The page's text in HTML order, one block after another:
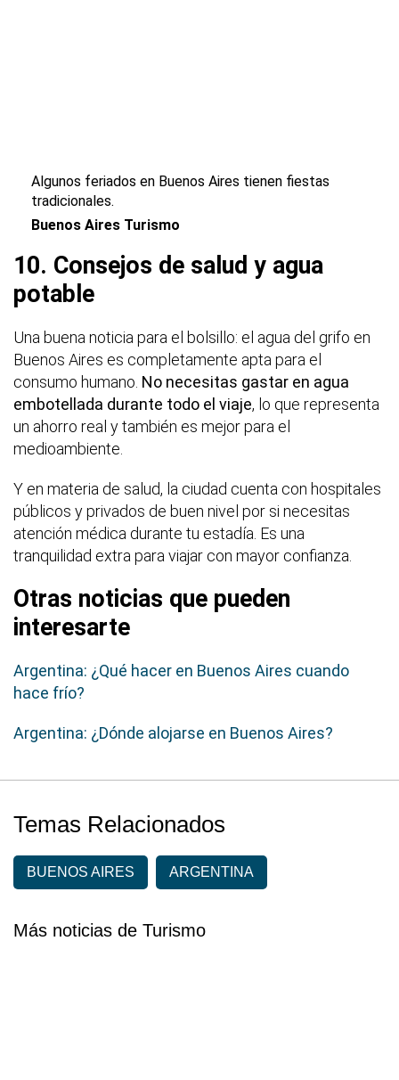
Algunos feriados en Buenos Aires tienen fiestas
tradicionales.
Buenos Aires Turismo
10. Consejos de salud y agua
potable
Una buena noticia para el bolsillo: el agua del grifo en
Buenos Aires es completamente apta para el
consumo humano. No necesitas gastar en agua
embotellada durante todo el viaje, lo que representa
un ahorro real y también es mejor para el
medioambiente.
Y en materia de salud, la ciudad cuenta con hospitales
públicos y privados de buen nivel por si necesitas
atención médica durante tu estadía. Es una
tranquilidad extra para viajar con mayor confianza.
Otras noticias que pueden
interesarte
Argentina: ¿Qué hacer en Buenos Aires cuando
hace frío?
Argentina: ¿Dónde alojarse en Buenos Aires?
Temas Relacionados
BUENOS AIRES ARGENTINA
Más noticias de Turismo